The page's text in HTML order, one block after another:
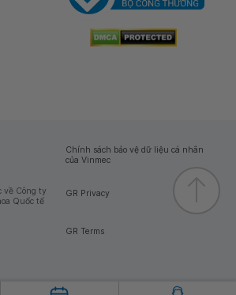
Công ty
Quốc tế
Chính sách bảo vệ dữ liệu cá nhân
của Vinmec
GR Privacy
GR Terms